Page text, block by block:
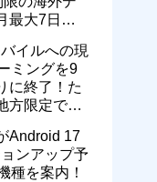
最大7日
イルへの現
ミングを9
に終了！た
方限定では
Android 17
ンアップ予
種を案内！